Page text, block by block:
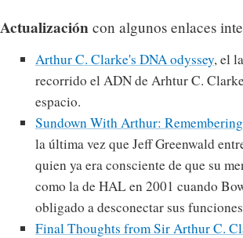
Actualización con algunos enlaces
Arthur C. Clarke's DNA odyssey, el
recorrido el ADN de Arhtur C.
espacio.
Sundown With Arthur:
la última vez que Jeff Greenwald
quien ya era consciente de que su
como la de HAL en 2001 cuando
obligado a desconectar sus
Final Thoughts from Sir Arthur C.